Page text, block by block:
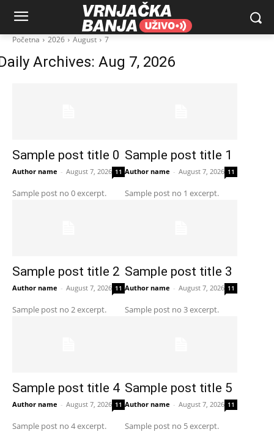
Početna 2026 August 7
Archives: Aug 7, 2026
Sample post title 0
Author name - August 7, 2026 11
Sample post no 0 excerpt.
Sample post title 1
Author name - August 7, 2026 11
Sample post no 1 excerpt.
Sample post title 2
Author name - August 7, 2026 11
Sample post no 2 excerpt.
Sample post title 3
Author name - August 7, 2026 11
Sample post no 3 excerpt.
Sample post title 4
Author name - August 7, 2026 11
Sample post no 4 excerpt.
Sample post title 5
Author name - August 7, 2026 11
Sample post no 5 excerpt.